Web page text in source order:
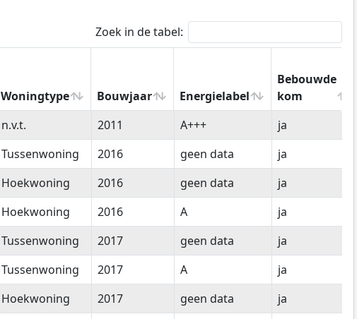
Zoek in de tabel:
Woningtype Bouwjaar Energielabel
Bebouwde
kom
Woningtype Bouwjaar Energielabel
Bebouwde
kom
n.v.t. 2011 A+++
ja
Tussenwoning 2016 geen data
ja
Hoekwoning 2016 geen data
ja
Hoekwoning 2016 A
ja
Tussenwoning 2017 geen data
ja
Tussenwoning 2017 A
ja
Hoekwoning 2017 geen data
ja